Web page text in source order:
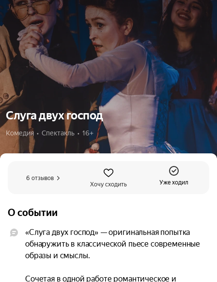
Слуга двух господ
Комедия  •  Спектакль  •  16+
6 отзывов
Хочу сходить
Уже ходил
О событии
«Слуга двух господ» — оригинальная попытка
обнаружить в классической пьесе современные
образы и смыслы.
Сочетая в одной работе романтическое и